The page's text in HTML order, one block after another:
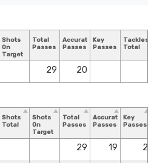
Shots
On
Target
Total
Passes
Accurate
Passes
Key
Passes
Tackles
Total
29 20
Shots
Total
Shots
On
Target
Total
Passes
Accurate
Passes
Key
Passes
29 19 2